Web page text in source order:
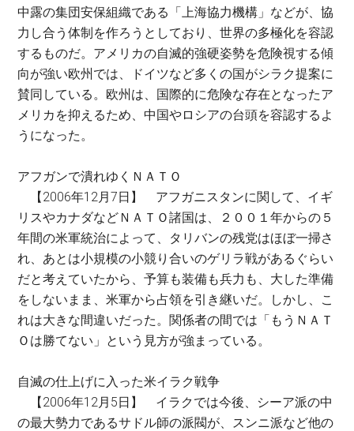
中露の集団安保組織である「上海協力機構」などが、協
力し合う体制を作ろうとしており、世界の多極化を容認
するものだ。アメリカの自滅的強硬姿勢を危険視する傾
向が強い欧州では、ドイツなど多くの国がシラク提案に
賛同している。欧州は、国際的に危険な存在となったア
メリカを抑えるため、中国やロシアの台頭を容認するよ
うになった。
アフガンで潰れゆくＮＡＴＯ
【2006年12月7日】 アフガニスタンに関して、イギ
リスやカナダなどＮＡＴＯ諸国は、２００１年からの５
年間の米軍統治によって、タリバンの残党はほぼ一掃さ
れ、あとは小規模の小競り合いのゲリラ戦があるぐらい
だと考えていたから、予算も装備も兵力も、大した準備
をしないまま、米軍から占領を引き継いだ。しかし、こ
れは大きな間違いだった。関係者の間では「もうＮＡＴ
Ｏは勝てない」という見方が強まっている。
自滅の仕上げに入った米イラク戦争
【2006年12月5日】 イラクでは今後、シーア派の中
の最大勢力であるサドル師の派閥が、スンニ派など他の